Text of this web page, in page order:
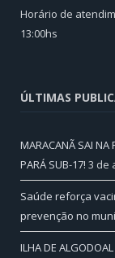
Horário de
13:00hs
ÚLTIMAS
MARACANÃ SAI NA
PARÁ SUB-17! 3 de
Saúde reforça
prevenção no
ILHA DE